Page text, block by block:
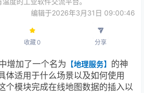
编辑于2026年3月31日 09:00:46
收藏0 分享
增加了一个名为 【地理服务】 的神
体适用于什么场景以及如何使用
个模块完成在线地图数据的插入以